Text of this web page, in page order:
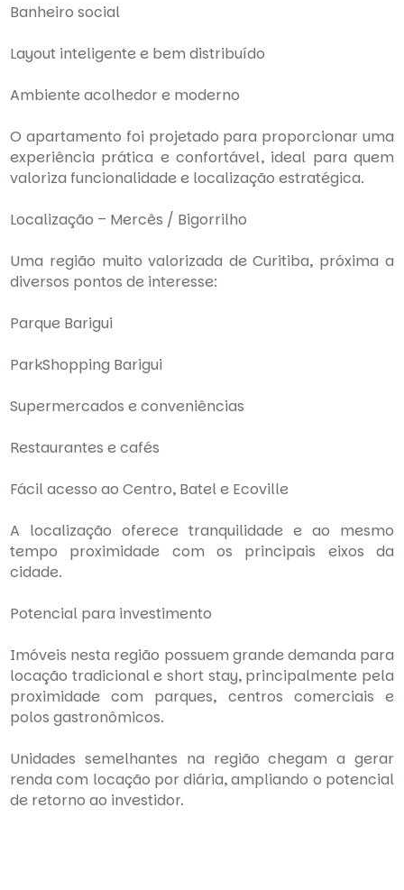
Banheiro social
Layout inteligente e bem distribuído
Ambiente acolhedor e moderno
O apartamento foi projetado para proporcionar uma
experiência prática e confortável, ideal para quem
valoriza funcionalidade e localização estratégica.
Localização – Mercês / Bigorrilho
Uma região muito valorizada de Curitiba, próxima a
diversos pontos de interesse:
Parque Barigui
ParkShopping Barigui
Supermercados e conveniências
Restaurantes e cafés
Fácil acesso ao Centro, Batel e Ecoville
A localização oferece tranquilidade e ao mesmo
tempo proximidade com os principais eixos da
cidade.
Potencial para investimento
Imóveis nesta região possuem grande demanda para
locação tradicional e short stay, principalmente pela
proximidade com parques, centros comerciais e
polos gastronômicos.
Unidades semelhantes na região chegam a gerar
renda com locação por diária, ampliando o potencial
de retorno ao investidor.